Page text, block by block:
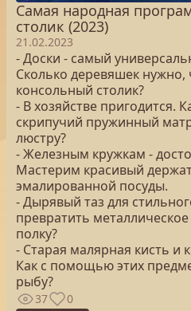
Самая народная
столик (2023)
21.02.2023
- Доски - самый
Сколько деревяшек нужно,
консольный столик?
- В хозяйстве пригодится.
скрипучий пружинный
люстру?
- Железным кружкам -
Мастерим красивый
эмалированной посуды.
- Дырявый таз для
превратить
полку?
- Старая малярная кисть и
Как с помощью этих
рыбу?
37 0